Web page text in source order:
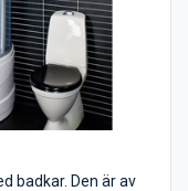
badkar. Den är av